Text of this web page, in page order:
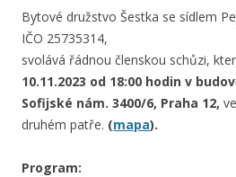
Bytové družstvo Šestka se sídlem
IČO 25735314,
svolává řádnou členskou schůzi,
10.11.2023 od 18:00 hodin v
Sofijské nám. 3400/6, Praha 12,
druhém patře. (mapa).
Program: